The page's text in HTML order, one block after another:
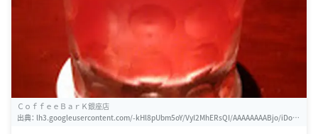
ＣｏｆｆｅｅＢａｒＫ銀座店
出典： lh3.googleusercontent.com/-kHl8pUbm5oY/VyI2MhERsQI/AAAAAAAABjo/iDom